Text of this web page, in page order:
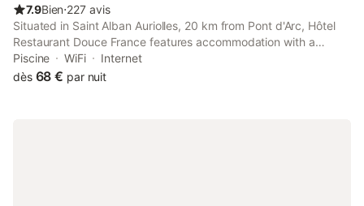
7.9Bien⋅227 avis
Situated in Saint Alban Auriolles, 20 km from Pont d'Arc, Hôtel
Restaurant Douce France features accommodation with a
seasonal outdoor swimming pool, free private parking, a garden
and a shared lounge.
Piscine WiFi
Internet
dès 68 € par nuit